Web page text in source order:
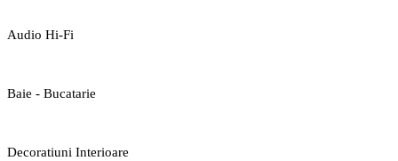
Audio Hi-Fi
Baie - Bucatarie
Decoratiuni Interioare